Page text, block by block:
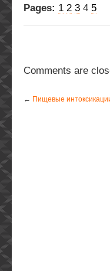
Pages: 1 2 3 4 5
Comments are
← Пищевые